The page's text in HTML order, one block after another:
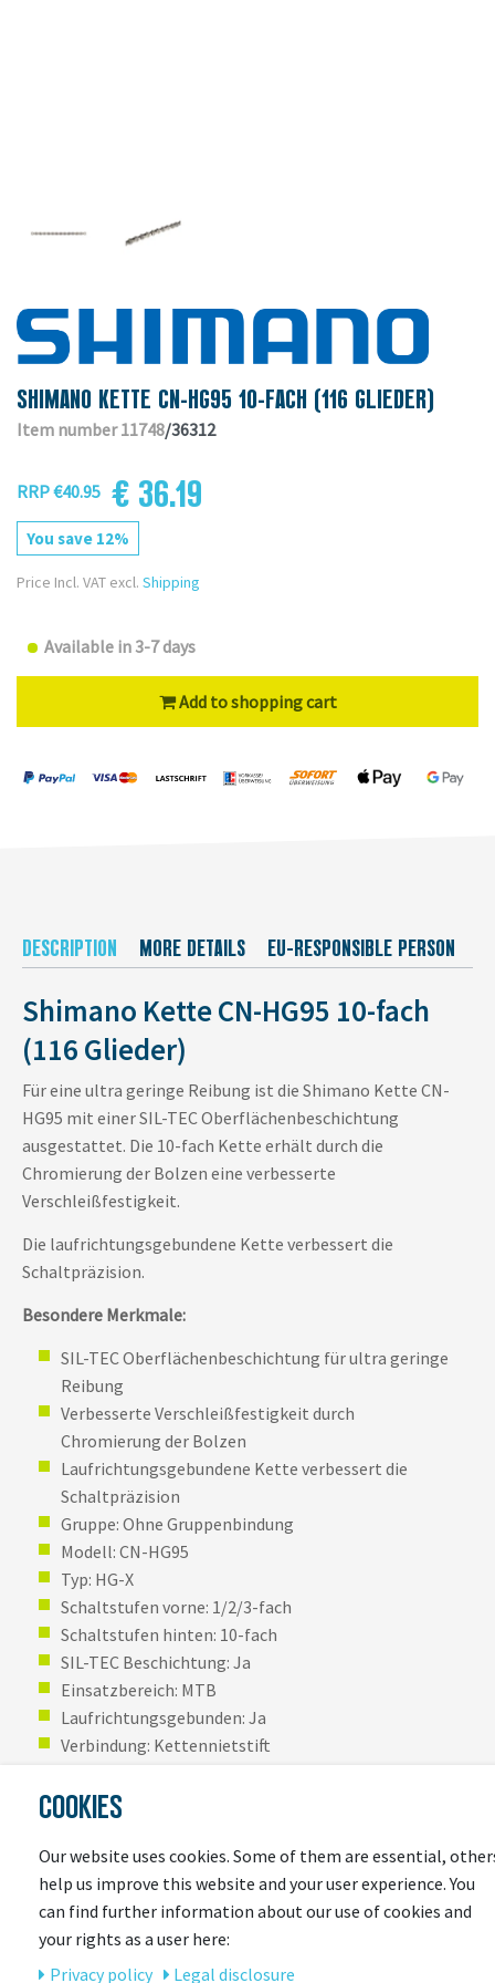
SHIMANO KETTE CN-HG95 10-FACH (116 GLIEDER)
Item number 11748/36312
RRP €40.95 € 36.19
You save 12%
Price Incl. VAT excl. Shipping
Available in 3-7 days
Add to shopping cart
DESCRIPTION MORE DETAILS EU-RESPONSIBLE PERSON
Shimano Kette CN-HG95 10-fach
(116 Glieder)
Für eine ultra geringe Reibung ist die Shimano Kette CN-
HG95 mit einer SIL-TEC Oberflächenbeschichtung
ausgestattet. Die 10-fach Kette erhält durch die
Chromierung der Bolzen eine verbesserte
Verschleißfestigkeit.
Die laufrichtungsgebundene Kette verbessert die
Schaltpräzision.
Besondere Merkmale:
SIL-TEC Oberflächenbeschichtung für ultra geringe
Reibung
Verbesserte Verschleißfestigkeit durch
Chromierung der Bolzen
Laufrichtungsgebundene Kette verbessert die
Schaltpräzision
Gruppe: Ohne Gruppenbindung
Modell: CN-HG95
Typ: HG-X
Schaltstufen vorne: 1/2/3-fach
Schaltstufen hinten: 10-fach
SIL-TEC Beschichtung: Ja
Einsatzbereich: MTB
Laufrichtungsgebunden: Ja
Verbindung: Kettennietstift
COOKIES
Our website uses cookies. Some of them are essential,
help us improve this website and your user experience. You
can find further information about our use of cookies and
your rights as a user here:
Privacy policy
Legal disclosure